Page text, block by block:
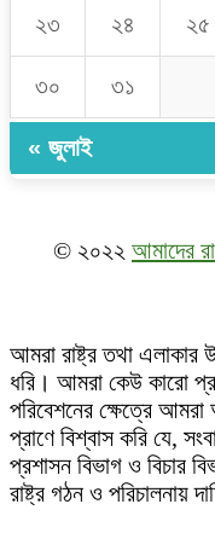
২৩ ২৪ ২৫
৩০ ৩১
« জুলাই
© ২০২২ আমাদের
আমরা রাষ্ট্র তথা
ধরি। আমরা কেউ কারো
পরিবেশনের ক্ষেত্রে
প্রাণে বিশ্বাস করি যে,
প্রশাসন বিভাগ ও বিচার
রাষ্ট্র গঠন ও পরিচালনায়